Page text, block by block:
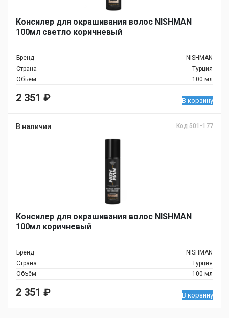
Консилер для окрашивания волос NISHMAN
100мл светло коричневый
Бренд
NISHMAN
Страна
Турция
Объём
100 мл
2 351 ₽ В корзину
В наличии Код 501-177
Консилер для окрашивания волос NISHMAN
100мл коричневый
Бренд
NISHMAN
Страна
Турция
Объём
100 мл
2 351 ₽ В корзину